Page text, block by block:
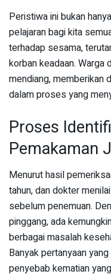
Peristiwa ini bukan
pelajaran bagi kita
terhadap sesama,
korban keadaan. Warga
mendiang, memberikan
dalam proses yang
Proses
Pemakaman
Menurut hasil
tahun, dan dokter
sebelum penemuan.
pinggang, ada
berbagai masalah
Banyak pertanyaan
penyebab kematian